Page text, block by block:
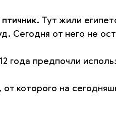
птичник. Тут жили
Сегодня от него не
года предпочли
которого на